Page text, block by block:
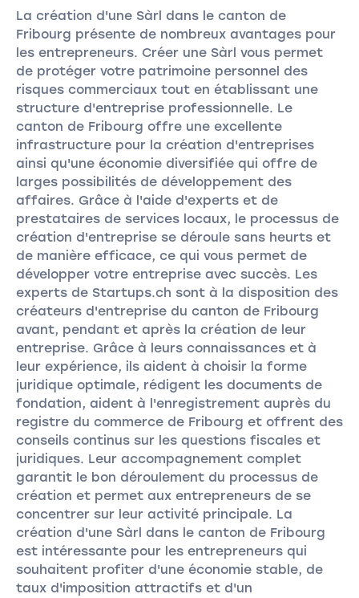
La création d'une Sàrl dans le canton de
Fribourg présente de nombreux avantages pour
les entrepreneurs. Créer une Sàrl vous permet
de protéger votre patrimoine personnel des
risques commerciaux tout en établissant une
structure d'entreprise professionnelle. Le
canton de Fribourg offre une excellente
infrastructure pour la création d'entreprises
ainsi qu'une économie diversifiée qui offre de
larges possibilités de développement des
affaires. Grâce à l'aide d'experts et de
prestataires de services locaux, le processus de
création d'entreprise se déroule sans heurts et
de manière efficace, ce qui vous permet de
développer votre entreprise avec succès. Les
experts de Startups.ch sont à la disposition des
créateurs d'entreprise du canton de Fribourg
avant, pendant et après la création de leur
entreprise. Grâce à leurs connaissances et à
leur expérience, ils aident à choisir la forme
juridique optimale, rédigent les documents de
fondation, aident à l'enregistrement auprès du
registre du commerce de Fribourg et offrent des
conseils continus sur les questions fiscales et
juridiques. Leur accompagnement complet
garantit le bon déroulement du processus de
création et permet aux entrepreneurs de se
concentrer sur leur activité principale. La
création d'une Sàrl dans le canton de Fribourg
est intéressante pour les entrepreneurs qui
souhaitent profiter d'une économie stable, de
taux d'imposition attractifs et d'un